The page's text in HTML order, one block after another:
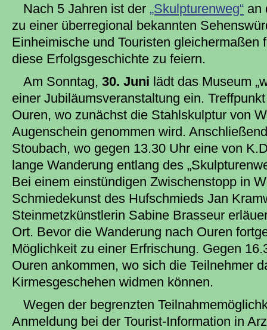
Nach 5 Jahren ist der „Skulpturenweg“ an
zu einer überregional bekannten
Einheimische und Touristen gleichermaßen
diese Erfolgsgeschichte zu feiern.
Am Sonntag,30. Juni lädt das Museum
einer Jubiläumsveranstaltung ein.
Ouren, wo zunächst die Stahlskulptur von
Augenschein genommen wird.
Stoubach, wo gegen 13.30 Uhr eine von
lange Wanderung entlang des
Bei einem einstündigen Zwischenstopp in
Schmiedekunst des Hufschmieds Jan
Steinmetzkünstlerin Sabine Brasseur
Ort. Bevor die Wanderung nach Ouren
Möglichkeit zu einer Erfrischung. Gegen
Ouren ankommen, wo sich die Teilnehmer
Kirmesgeschehen widmen können.
Wegen der begrenzten
Anmeldung bei der Tourist-Information in